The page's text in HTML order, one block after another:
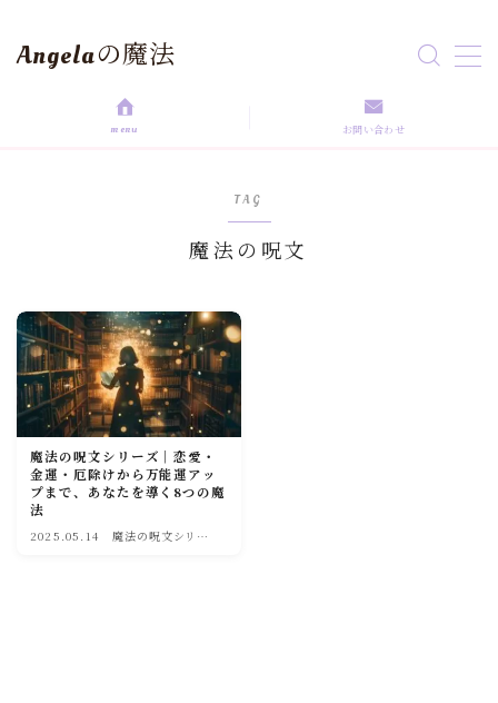
Angelaの魔法
love magic
Rituals
self love
soulmate
menu お問い合わせ
TAG
魔法の呪文
魔法の呪文シリーズ｜恋愛・
金運・厄除けから万能運アッ
プまで、あなたを導く8つの魔
法
2025.05.14
魔法の呪文シリー